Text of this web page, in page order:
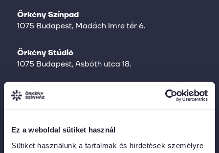
Ez a weboldal sütiket használ
Sütiket használunk a tartalmak és hirdetések személyre
Örkény Színpad
1075 Budapest, Madách Imre tér 6.
Örkény Stúdió
1075 Budapest, Asbóth utca 18.
Örkény KÖZtér
1075 Budapest, Asbóth utca 22.
Merlin